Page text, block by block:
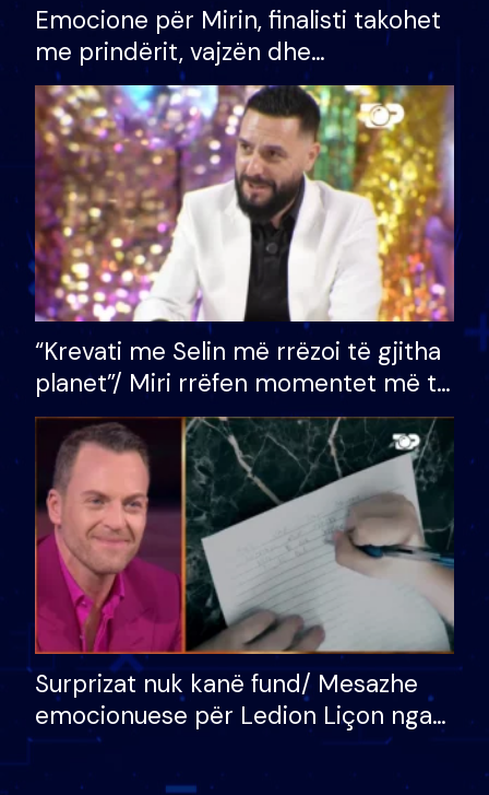
Emocione për Mirin, finalisti takohet
me prindërit, vajzën dhe
bashkëshorten: S’kemi ndonjë letër
divorci apo jo?
“Krevati me Selin më rrëzoi të gjitha
planet”/ Miri rrëfen momentet më të
bukura në shtëpinë e BB VIP: Do më
mungojë zilja e mëngjesit kur…
Surprizat nuk kanë fund/ Mesazhe
emocionuese për Ledion Liçon nga
nëna dhe fëmijët e tij, moderatori
nuk i mban dot lotët: Nuk meritoj…